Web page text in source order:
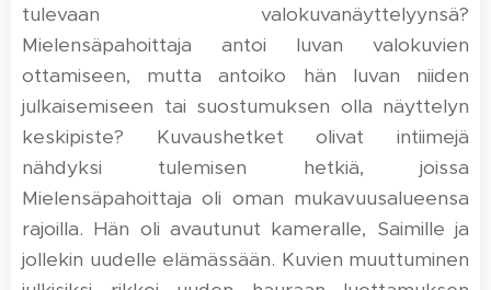
tulevaan valokuvanäyttelyynsä?
Mielensäpahoittaja antoi luvan valokuvien
ottamiseen, mutta antoiko hän luvan niiden
julkaisemiseen tai suostumuksen olla näyttelyn
keskipiste? Kuvaushetket olivat intiimejä
nähdyksi tulemisen hetkiä, joissa
Mielensäpahoittaja oli oman mukavuusalueensa
rajoilla. Hän oli avautunut kameralle, Saimille ja
jollekin uudelle elämässään. Kuvien muuttuminen